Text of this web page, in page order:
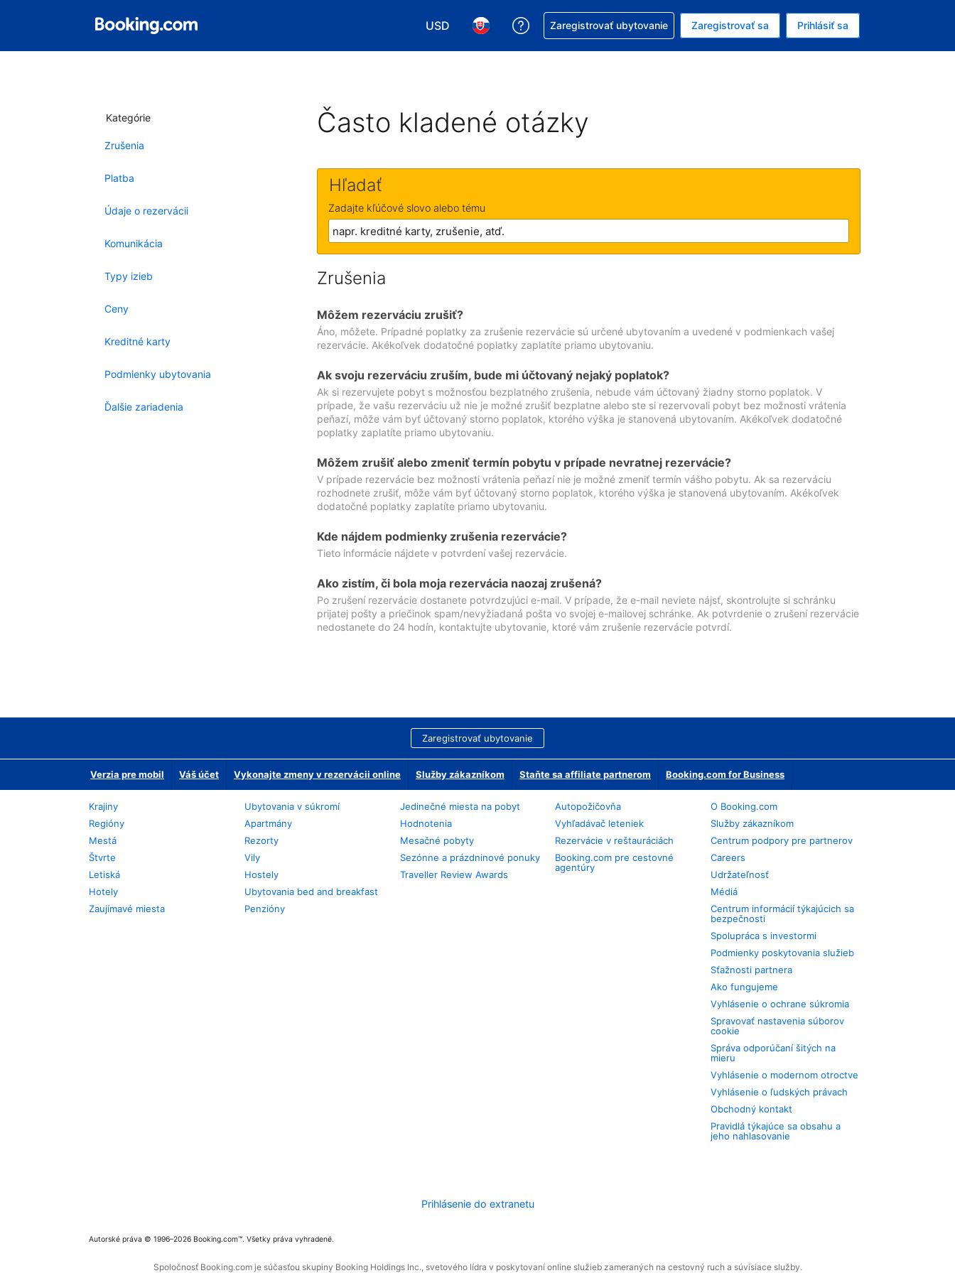
USD
Vybrať menu. Momentálne máte zvolenú menu Americký dolár
Vybrať jazyk. Momentálne máte zvolený jazyk V slovenčine
Získajte pomoc s rezerváciou
Zaregistrovať ubytovanie Zaregistrovať sa Prihlásiť sa
Kategórie
Zrušenia
Platba
Údaje o rezervácii
Komunikácia
Typy izieb
Ceny
Kreditné karty
Podmienky ubytovania
Ďalšie zariadenia
Často kladené otázky
Hľadať
Zadajte kľúčové slovo alebo tému
Zrušenia
Môžem rezerváciu zrušiť?
Áno, môžete. Prípadné poplatky za zrušenie rezervácie sú určené ubytovaním a uvedené v podmienkach vašej
rezervácie. Akékoľvek dodatočné poplatky zaplatíte priamo ubytovaniu.
Ak svoju rezerváciu zruším, bude mi účtovaný nejaký poplatok?
Ak si rezervujete pobyt s možnosťou bezplatného zrušenia, nebude vám účtovaný žiadny storno poplatok. V
prípade, že vašu rezerváciu už nie je možné zrušiť bezplatne alebo ste si rezervovali pobyt bez možnosti vrátenia
peňazí, môže vám byť účtovaný storno poplatok, ktorého výška je stanovená ubytovaním. Akékoľvek dodatočné
poplatky zaplatíte priamo ubytovaniu.
Môžem zrušiť alebo zmeniť termín pobytu v prípade nevratnej rezervácie?
V prípade rezervácie bez možnosti vrátenia peňazí nie je možné zmeniť termín vášho pobytu. Ak sa rezerváciu
rozhodnete zrušiť, môže vám byť účtovaný storno poplatok, ktorého výška je stanovená ubytovaním. Akékoľvek
dodatočné poplatky zaplatíte priamo ubytovaniu.
Kde nájdem podmienky zrušenia rezervácie?
Tieto informácie nájdete v potvrdení vašej rezervácie.
Ako zistím, či bola moja rezervácia naozaj zrušená?
Po zrušení rezervácie dostanete potvrdzujúci e-mail. V prípade, že e-mail neviete nájsť, skontrolujte si schránku
prijatej pošty a priečinok spam/nevyžiadaná pošta vo svojej e-mailovej schránke. Ak potvrdenie o zrušení rezervácie
nedostanete do 24 hodín, kontaktujte ubytovanie, ktoré vám zrušenie rezervácie potvrdí.
Zaregistrovať ubytovanie
Verzia pre mobil Váš účet Vykonajte zmeny v rezervácii online Služby zákazníkom Staňte sa affiliate partnerom Booking.com for Business
Krajiny
Regióny
Mestá
Štvrte
Letiská
Hotely
Zaujímavé miesta
Ubytovania v súkromí
Apartmány
Rezorty
Vily
Hostely
Ubytovania bed and breakfast
Penzióny
Jedinečné miesta na pobyt
Hodnotenia
Mesačné pobyty
Sezónne a prázdninové ponuky
Traveller Review Awards
Autopožičovňa
Vyhľadávač leteniek
Rezervácie v reštauráciách
Booking.com pre cestovné
agentúry
O Booking.com
Služby zákazníkom
Centrum podpory pre partnerov
Careers
Udržateľnosť
Médiá
Centrum informácií týkajúcich sa
bezpečnosti
Spolupráca s investormi
Podmienky poskytovania služieb
Sťažnosti partnera
Ako fungujeme
Vyhlásenie o ochrane súkromia
Spravovať nastavenia súborov
cookie
Správa odporúčaní šitých na
mieru
Vyhlásenie o modernom otroctve
Vyhlásenie o ľudských právach
Obchodný kontakt
Pravidlá týkajúce sa obsahu a
jeho nahlasovanie
Prihlásenie do extranetu
Autorské práva © 1996–2026 Booking.com™. Všetky práva vyhradené.
Spoločnosť Booking.com je súčasťou skupiny Booking Holdings Inc., svetového lídra v poskytovaní online služieb zameraných na cestovný ruch a súvisiace služby.